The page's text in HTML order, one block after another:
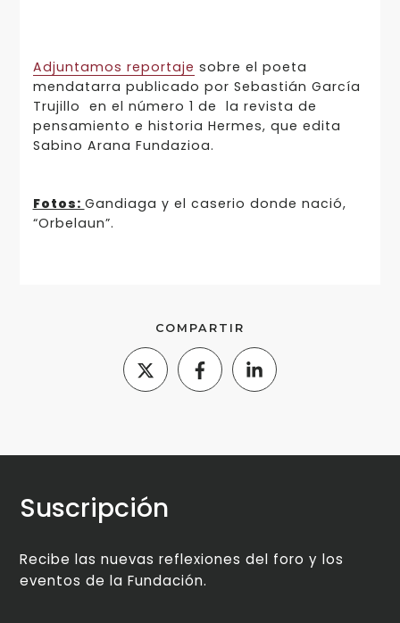
Adjuntamos reportaje sobre el poeta
mendatarra publicado por Sebastián García
Trujillo en el número 1 de la revista de
pensamiento e historia Hermes, que edita
Sabino Arana Fundazioa.
Fotos: Gandiaga y el caserio donde nació,
“Orbelaun”.
COMPARTIR
Suscripción
Recibe las nuevas reflexiones del foro y los
eventos de la Fundación.